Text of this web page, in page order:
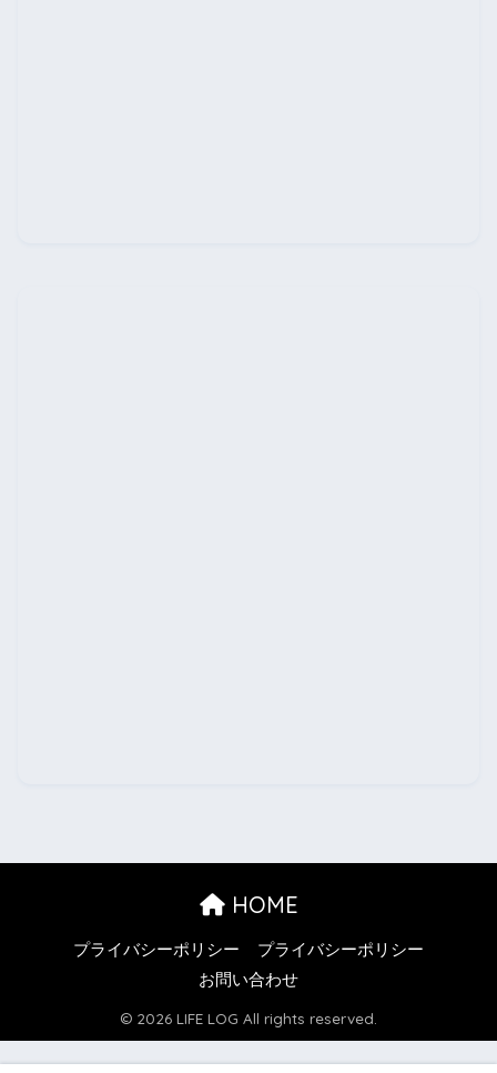
HOME
プライバシーポリシー
プライバシーポリシー
お問い合わせ
© 2026 LIFE LOG All rights reserved.